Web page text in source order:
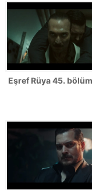
Eşref Rüya 45.